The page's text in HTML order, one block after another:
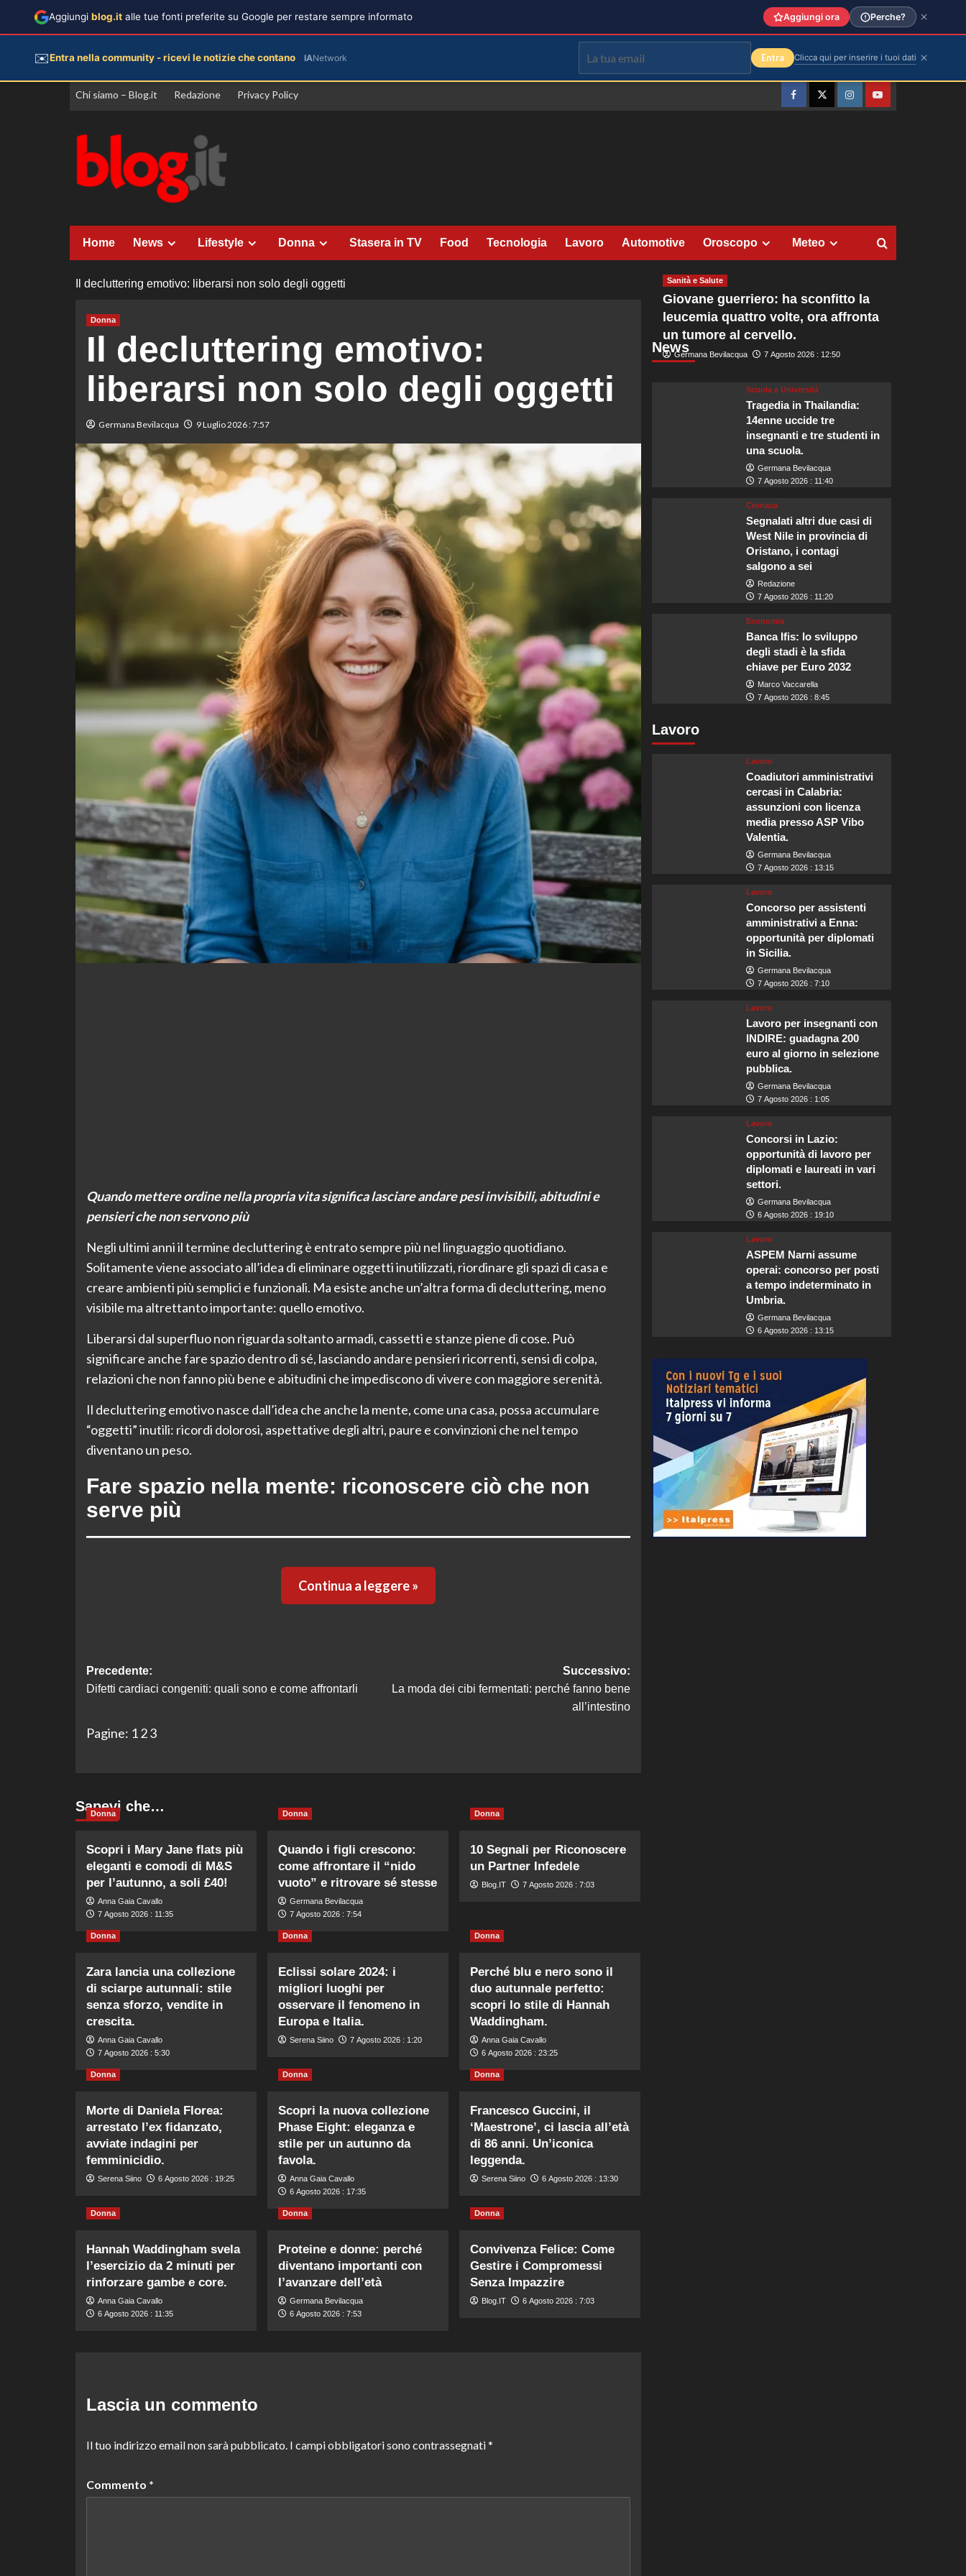
Vai
Chi siamo – Blog.it Redazione Privacy Policy
FacebookTwitterInstagramYouTube
Home News Lifestyle Donna Stasera in TV Food Tecnologia Lavoro Automotive Oroscopo Meteo
Il decluttering emotivo: liberarsi non solo degli oggetti
Donna
Il decluttering emotivo:
liberarsi non solo degli oggetti
Germana Bevilacqua 9 Luglio 2026 : 7:57
Quando mettere ordine nella propria vita significa lasciare andare pesi invisibili, abitudini e
pensieri che non servono più
Negli ultimi anni il termine decluttering è entrato sempre più nel linguaggio quotidiano.
Solitamente viene associato all’idea di eliminare oggetti inutilizzati, riordinare gli spazi di casa e
creare ambienti più semplici e funzionali. Ma esiste anche un’altra forma di decluttering, meno
visibile ma altrettanto importante: quello emotivo.
Liberarsi dal superfluo non riguarda soltanto armadi, cassetti e stanze piene di cose. Può
significare anche fare spazio dentro di sé, lasciando andare pensieri ricorrenti, sensi di colpa,
relazioni che non fanno più bene e abitudini che impediscono di vivere con maggiore serenità.
Il decluttering emotivo nasce dall’idea che anche la mente, come una casa, possa accumulare
“oggetti” inutili: ricordi dolorosi, aspettative degli altri, paure e convinzioni che nel tempo
diventano un peso.
Fare spazio nella mente: riconoscere ciò che non
serve più
Continua a leggere »
Navigazione
articolo
Precedente:
Difetti cardiaci congeniti: quali sono e come affrontarli
Successivo:
La moda dei cibi fermentati: perché fanno bene
all’intestino
Pagine: 1 2 3
Sapevi che…
Donna
Scopri i Mary Jane flats più
eleganti e comodi di M&S
per l’autunno, a soli £40!
Anna Gaia Cavallo
7 Agosto 2026 : 11:35
Donna
Quando i figli crescono:
come affrontare il “nido
vuoto” e ritrovare sé stesse
Germana Bevilacqua
7 Agosto 2026 : 7:54
Donna
10 Segnali per Riconoscere
un Partner Infedele
Blog.IT 7 Agosto 2026 : 7:03
Donna
Zara lancia una collezione
di sciarpe autunnali: stile
senza sforzo, vendite in
crescita.
Anna Gaia Cavallo
7 Agosto 2026 : 5:30
Donna
Eclissi solare 2024: i
migliori luoghi per
osservare il fenomeno in
Europa e Italia.
Serena Siino 7 Agosto 2026 : 1:20
Donna
Perché blu e nero sono il
duo autunnale perfetto:
scopri lo stile di Hannah
Waddingham.
Anna Gaia Cavallo
6 Agosto 2026 : 23:25
Donna
Morte di Daniela Florea:
arrestato l’ex fidanzato,
avviate indagini per
femminicidio.
Serena Siino 6 Agosto 2026 : 19:25
Donna
Scopri la nuova collezione
Phase Eight: eleganza e
stile per un autunno da
favola.
Anna Gaia Cavallo
6 Agosto 2026 : 17:35
Donna
Francesco Guccini, il
‘Maestrone’, ci lascia all’età
di 86 anni. Un’iconica
leggenda.
Serena Siino 6 Agosto 2026 : 13:30
Donna
Hannah Waddingham svela
l’esercizio da 2 minuti per
rinforzare gambe e core.
Anna Gaia Cavallo
6 Agosto 2026 : 11:35
Donna
Proteine e donne: perché
diventano importanti con
l’avanzare dell’età
Germana Bevilacqua
6 Agosto 2026 : 7:53
Donna
Convivenza Felice: Come
Gestire i Compromessi
Senza Impazzire
Blog.IT 6 Agosto 2026 : 7:03
Lascia un commento
Il tuo indirizzo email non sarà pubblicato. I campi obbligatori sono contrassegnati*
Commento *
News
Sanità e Salute
Giovane guerriero: ha sconfitto la
leucemia quattro volte, ora affronta
un tumore al cervello.
Germana Bevilacqua 7 Agosto 2026 : 12:50
Scuola e Università
Tragedia in Thailandia:
14enne uccide tre
insegnanti e tre studenti in
una scuola.
Germana Bevilacqua
7 Agosto 2026 : 11:40
Cronaca
Segnalati altri due casi di
West Nile in provincia di
Oristano, i contagi
salgono a sei
Redazione
7 Agosto 2026 : 11:20
Economia
Banca Ifis: lo sviluppo
degli stadi è la sfida
chiave per Euro 2032
Marco Vaccarella
7 Agosto 2026 : 8:45
Lavoro
Lavoro
Coadiutori amministrativi
cercasi in Calabria:
assunzioni con licenza
media presso ASP Vibo
Valentia.
Germana Bevilacqua
7 Agosto 2026 : 13:15
Lavoro
Concorso per assistenti
amministrativi a Enna:
opportunità per diplomati
in Sicilia.
Germana Bevilacqua
7 Agosto 2026 : 7:10
Lavoro
Lavoro per insegnanti con
INDIRE: guadagna 200
euro al giorno in selezione
pubblica.
Germana Bevilacqua
7 Agosto 2026 : 1:05
Lavoro
Concorsi in Lazio:
opportunità di lavoro per
diplomati e laureati in vari
settori.
Germana Bevilacqua
6 Agosto 2026 : 19:10
Lavoro
ASPEM Narni assume
operai: concorso per posti
a tempo indeterminato in
Umbria.
Germana Bevilacqua
6 Agosto 2026 : 13:15
Aggiungi blog.it alle tue fonti preferite su Google per restare sempre informato Aggiungi ora Perche?
✉️Entra nella community - ricevi le notizie che contano IANetwork Entra Clicca qui per inserire i tuoi dati